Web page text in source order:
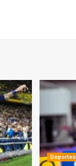
Deportes